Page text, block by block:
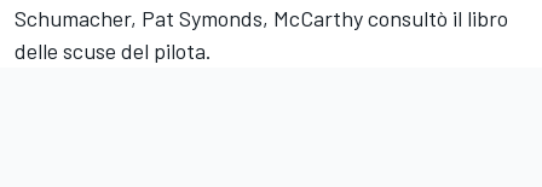
Schumacher, Pat Symonds, McCarthy consultò il libro
delle scuse del pilota.